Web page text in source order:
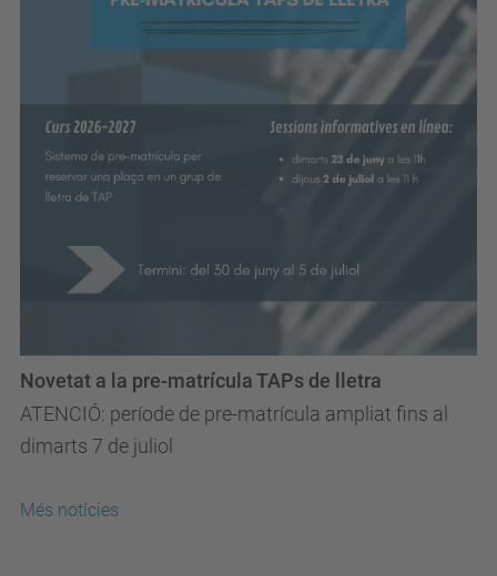
ATENCIÓ: període de pre-matrícula ampliat fins al
dimarts 7 de juliol
Novetat a la pre-matrícula TAPs de lletra
Més notícies